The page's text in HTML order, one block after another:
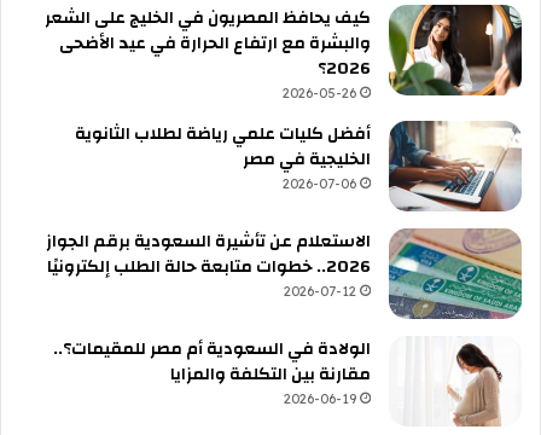
كيف يحافظ المصريون في الخليج على الشعر
والبشرة مع ارتفاع الحرارة في عيد الأضحى
2026؟
2026-05-26
أفضل كليات علمي رياضة لطلاب الثانوية
الخليجية في مصر
2026-07-06
الاستعلام عن تأشيرة السعودية برقم الجواز
2026.. خطوات متابعة حالة الطلب إلكترونيًا
2026-07-12
الولادة في السعودية أم مصر للمقيمات؟..
مقارنة بين التكلفة والمزايا
2026-06-19